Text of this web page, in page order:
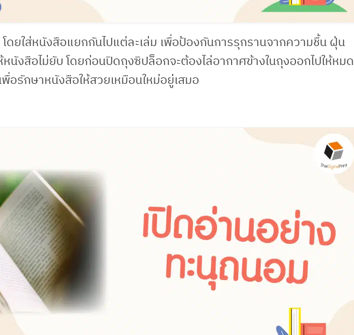
ดยใส่หนังสือแยกกันไปแต่ละเล่ม เพื่อป้องกันการรุกรานจากความชื้น ฝุ่น
นังสือไม่ยับ โดยก่อนปิดถุงซิปล็อกจะต้องไล่อากาศข้างในถุงออกไปให้หมด
อรักษาหนังสือให้สวยเหมือนใหม่อยู่เสมอ